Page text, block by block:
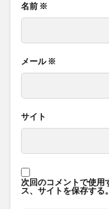
名前 ※
メール※
サイト
次回のコメントで使用
ス、サイトを保存する。